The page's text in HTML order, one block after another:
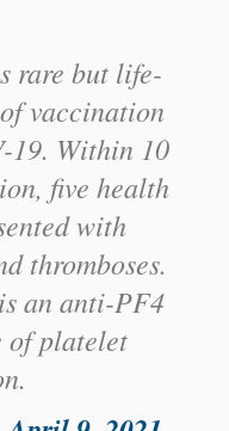
rare but life-
vaccination
19. Within 10
five health
with
thromboses.
an anti-PF4
of platelet